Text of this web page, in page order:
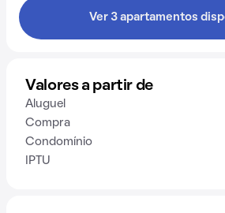
Ver 3 apartamentos
Valores a partir de
Aluguel
Compra
Condomínio
IPTU